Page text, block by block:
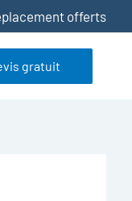
offerts
gratuit